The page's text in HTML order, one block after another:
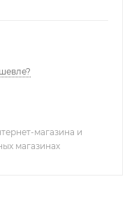
магазина и
магазинах